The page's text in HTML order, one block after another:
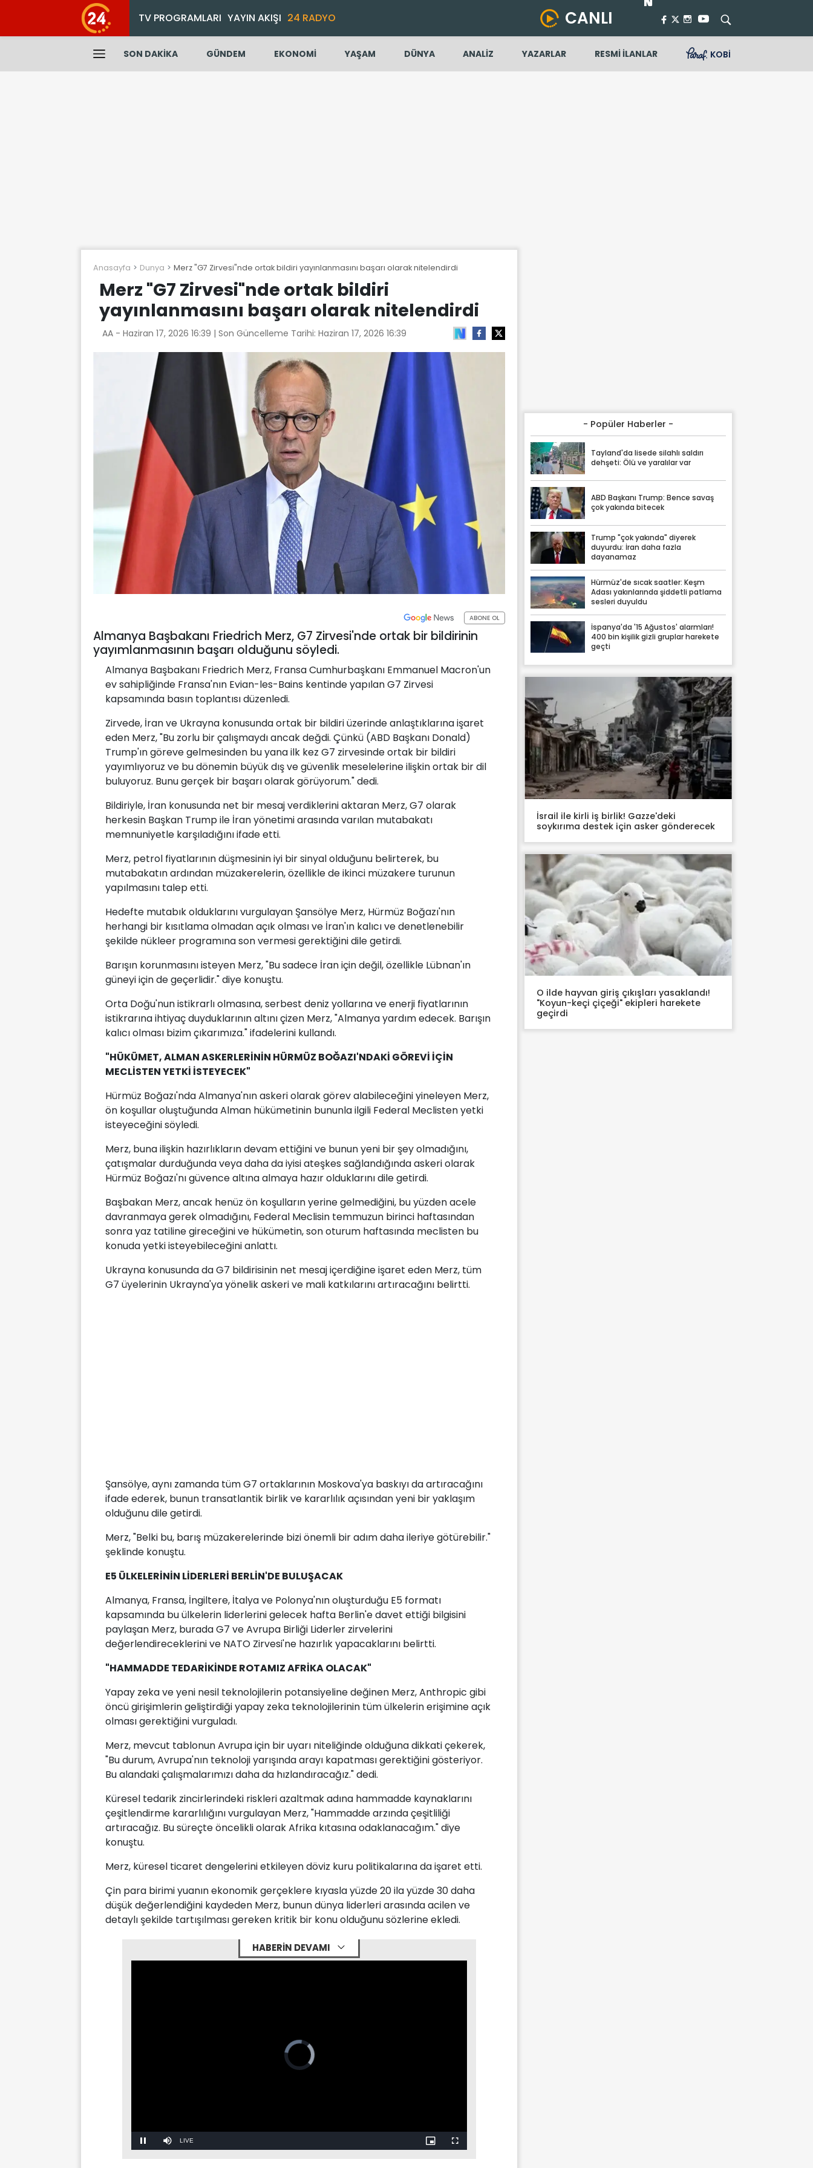
TV PROGRAMLARI YAYIN AKIŞI 24 RADYO CANLI
SON DAKİKA GÜNDEM EKONOMİ YAŞAM DÜNYA ANALİZ YAZARLAR RESMİ İLANLAR KOBİ
Anasayfa Dunya Merz "G7 Zirvesi"nde ortak bildiri yayınlanmasını başarı olarak nitelendirdi
Merz "G7 Zirvesi"nde ortak bildiri
yayınlanmasını başarı olarak nitelendirdi
AA - Haziran 17, 2026 16:39 | Son Güncelleme Tarihi: Haziran 17, 2026 16:39
ABONE OL
Almanya Başbakanı Friedrich Merz, G7 Zirvesi'nde ortak bir bildirinin
yayımlanmasının başarı olduğunu söyledi.
Almanya Başbakanı Friedrich Merz, Fransa Cumhurbaşkanı Emmanuel Macron'un
ev sahipliğinde Fransa'nın Evian-les-Bains kentinde yapılan G7 Zirvesi
kapsamında basın toplantısı düzenledi.
Zirvede, İran ve Ukrayna konusunda ortak bir bildiri üzerinde anlaştıklarına işaret
eden Merz, "Bu zorlu bir çalışmaydı ancak değdi. Çünkü (ABD Başkanı Donald)
Trump'ın göreve gelmesinden bu yana ilk kez G7 zirvesinde ortak bir bildiri
yayımlıyoruz ve bu dönemin büyük dış ve güvenlik meselelerine ilişkin ortak bir dil
buluyoruz. Bunu gerçek bir başarı olarak görüyorum." dedi.
Bildiriyle, İran konusunda net bir mesaj verdiklerini aktaran Merz, G7 olarak
herkesin Başkan Trump ile İran yönetimi arasında varılan mutabakatı
memnuniyetle karşıladığını ifade etti.
Merz, petrol fiyatlarının düşmesinin iyi bir sinyal olduğunu belirterek, bu
mutabakatın ardından müzakerelerin, özellikle de ikinci müzakere turunun
yapılmasını talep etti.
Hedefte mutabık olduklarını vurgulayan Şansölye Merz, Hürmüz Boğazı'nın
herhangi bir kısıtlama olmadan açık olması ve İran'ın kalıcı ve denetlenebilir
şekilde nükleer programına son vermesi gerektiğini dile getirdi.
Barışın korunmasını isteyen Merz, "Bu sadece İran için değil, özellikle Lübnan'ın
güneyi için de geçerlidir." diye konuştu.
Orta Doğu'nun istikrarlı olmasına, serbest deniz yollarına ve enerji fiyatlarının
istikrarına ihtiyaç duyduklarının altını çizen Merz, "Almanya yardım edecek. Barışın
kalıcı olması bizim çıkarımıza." ifadelerini kullandı.
"HÜKÜMET, ALMAN ASKERLERİNİN HÜRMÜZ BOĞAZI'NDAKİ GÖREVİ İÇİN
MECLİSTEN YETKİ İSTEYECEK"
Hürmüz Boğazı'nda Almanya'nın askeri olarak görev alabileceğini yineleyen Merz,
ön koşullar oluştuğunda Alman hükümetinin bununla ilgili Federal Meclisten yetki
isteyeceğini söyledi.
Merz, buna ilişkin hazırlıkların devam ettiğini ve bunun yeni bir şey olmadığını,
çatışmalar durduğunda veya daha da iyisi ateşkes sağlandığında askeri olarak
Hürmüz Boğazı'nı güvence altına almaya hazır olduklarını dile getirdi.
Başbakan Merz, ancak henüz ön koşulların yerine gelmediğini, bu yüzden acele
davranmaya gerek olmadığını, Federal Meclisin temmuzun birinci haftasından
sonra yaz tatiline gireceğini ve hükümetin, son oturum haftasında meclisten bu
konuda yetki isteyebileceğini anlattı.
Ukrayna konusunda da G7 bildirisinin net mesaj içerdiğine işaret eden Merz, tüm
G7 üyelerinin Ukrayna'ya yönelik askeri ve mali katkılarını artıracağını belirtti.
Şansölye, aynı zamanda tüm G7 ortaklarının Moskova'ya baskıyı da artıracağını
ifade ederek, bunun transatlantik birlik ve kararlılık açısından yeni bir yaklaşım
olduğunu dile getirdi.
Merz, "Belki bu, barış müzakerelerinde bizi önemli bir adım daha ileriye götürebilir."
şeklinde konuştu.
E5 ÜLKELERİNİN LİDERLERİ BERLİN'DE BULUŞACAK
Almanya, Fransa, İngiltere, İtalya ve Polonya'nın oluşturduğu E5 formatı
kapsamında bu ülkelerin liderlerini gelecek hafta Berlin'e davet ettiği bilgisini
paylaşan Merz, burada G7 ve Avrupa Birliği Liderler zirvelerini
değerlendireceklerini ve NATO Zirvesi'ne hazırlık yapacaklarını belirtti.
"HAMMADDE TEDARİKİNDE ROTAMIZ AFRİKA OLACAK"
Yapay zeka ve yeni nesil teknolojilerin potansiyeline değinen Merz, Anthropic gibi
öncü girişimlerin geliştirdiği yapay zeka teknolojilerinin tüm ülkelerin erişimine açık
olması gerektiğini vurguladı.
Merz, mevcut tablonun Avrupa için bir uyarı niteliğinde olduğuna dikkati çekerek,
"Bu durum, Avrupa'nın teknoloji yarışında arayı kapatması gerektiğini gösteriyor.
Bu alandaki çalışmalarımızı daha da hızlandıracağız." dedi.
Küresel tedarik zincirlerindeki riskleri azaltmak adına hammadde kaynaklarını
çeşitlendirme kararlılığını vurgulayan Merz, "Hammadde arzında çeşitliliği
artıracağız. Bu süreçte öncelikli olarak Afrika kıtasına odaklanacağım." diye
konuştu.
Merz, küresel ticaret dengelerini etkileyen döviz kuru politikalarına da işaret etti.
Çin para birimi yuanın ekonomik gerçeklere kıyasla yüzde 20 ila yüzde 30 daha
düşük değerlendiğini kaydeden Merz, bunun dünya liderleri arasında acilen ve
detaylı şekilde tartışılması gereken kritik bir konu olduğunu sözlerine ekledi.
HABERİN DEVAMI
Video
Player
is
loading.
Pause Mute Stream
LIVE
Picture-
in-
Fullscreen
- Popüler Haberler -
Tayland'da lisede silahlı saldırı
dehşeti: Ölü ve yaralılar var
ABD Başkanı Trump: Bence savaş
çok yakında bitecek
Trump "çok yakında" diyerek
duyurdu: İran daha fazla
dayanamaz
Hürmüz'de sıcak saatler: Keşm
Adası yakınlarında şiddetli patlama
sesleri duyuldu
İspanya'da '15 Ağustos' alarmları!
400 bin kişilik gizli gruplar harekete
geçti
İsrail ile kirli iş birlik! Gazze'deki
soykırıma destek için asker gönderecek
O ilde hayvan giriş çıkışları yasaklandı!
"Koyun-keçi çiçeği" ekipleri harekete
geçirdi